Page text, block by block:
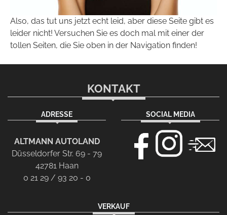
Also, das tut uns jetzt echt leid, aber diese Seite gibt es
leider nicht! Versuchen Sie es doch mal mit einer der
tollen Seiten, die Sie oben in der Navigation finden!
KONTAKT
ADRESSE
ALTMANN AUTOLAND
Düsseldorfer Str. 69 - 79
42781 Haan
0 21 29 / 93 20 - 0
SOCIAL MEDIA
VERKAUF